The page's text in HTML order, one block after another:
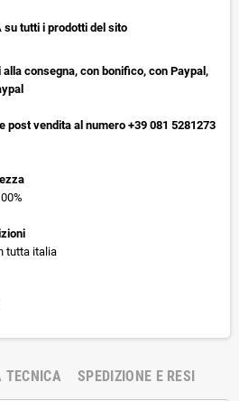
su tutti i prodotti del sito
consegna, con bonifico, con Paypal,
post vendita al numero +39 081 5281273
tutta italia
TECNICA SPEDIZIONE E RESI